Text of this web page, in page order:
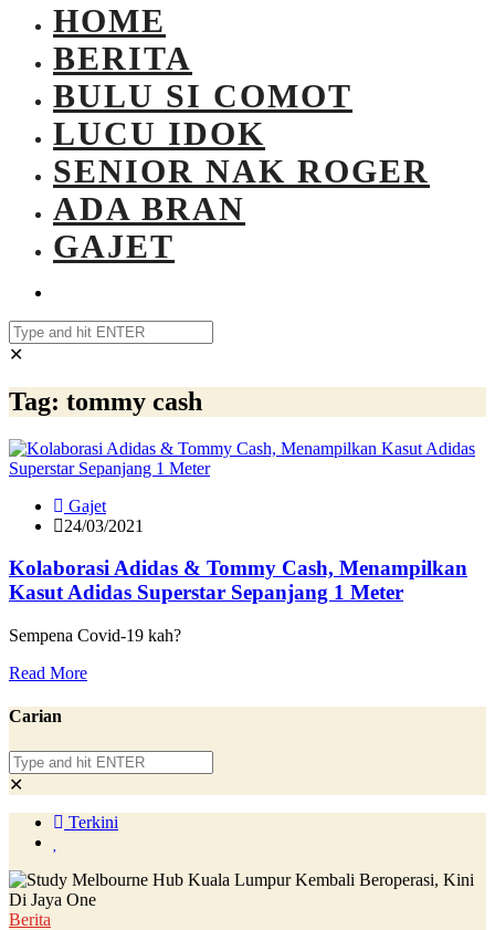
HOME
BERITA
BULU SI COMOT
LUCU IDOK
SENIOR NAK ROGER
ADA BRAN
GAJET
✕
Tag: tommy cash
Gajet
24/03/2021
Kolaborasi Adidas & Tommy Cash, Menampilkan
Kasut Adidas Superstar Sepanjang 1 Meter
Sempena Covid-19 kah?
Read More
Carian
✕
Terkini
Berita